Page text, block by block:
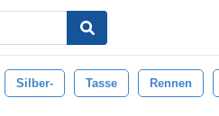
Silber- Tasse Rennen